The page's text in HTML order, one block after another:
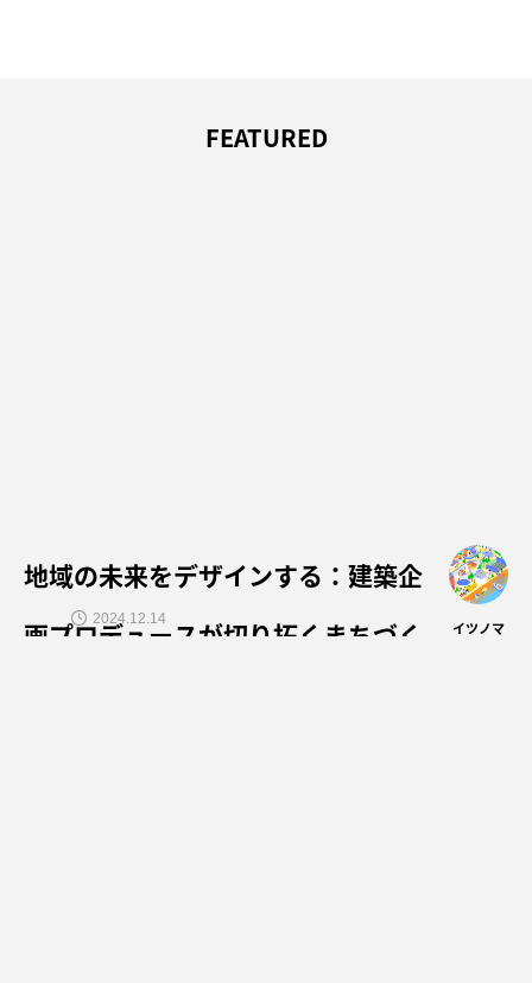
FEATURED
地域の未来をデザインする：建築企
画プロデュースが切り拓くまちづく
イツノマ
2024.12.14